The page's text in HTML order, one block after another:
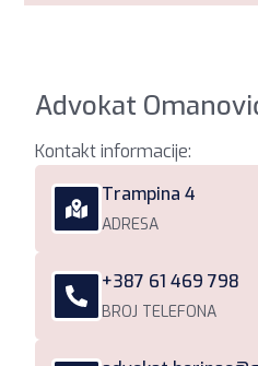
Advokat
Kontakt informacije:
Trampina 4
ADRESA
+387 61 469 798
BROJ TELEFONA